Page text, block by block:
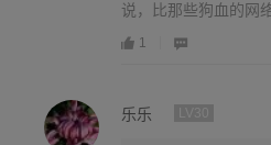
说，比那些狗血的网
1
乐乐